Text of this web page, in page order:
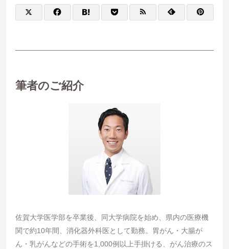
筆者のご紹介
佐賀大学医学部を卒業後、同大学病院を始め、県内の医療機
関で約10年間、消化器外科医として勤務。胃がん・大腸が
ん・乳がんなどの手術を1,000例以上手掛ける、がん治療のス